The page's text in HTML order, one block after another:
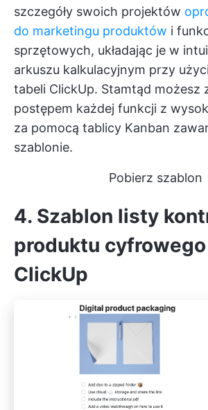
szczegóły swoich projektów
do marketingu produktów i
sprzętowych, układając je w
arkuszu kalkulacyjnym przy
tabeli ClickUp. Stamtąd możesz
postępem każdej funkcji z
za pomocą tablicy Kanban
szablonie.
Pobierz szablon
4. Szablon listy
produktu
ClickUp